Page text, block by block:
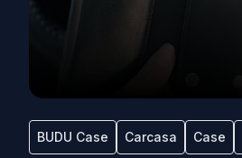
BUDU Case Carcasa Case